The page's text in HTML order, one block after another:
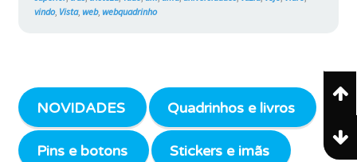
vindo, Vista, web, webquadrinho
NOVIDADES Quadrinhos e livros
Pins e botons Stickers e imãs